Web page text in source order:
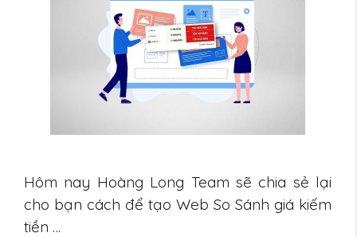
Hôm nay Hoàng Long Team sẽ chia sẻ lại
cho bạn cách để tạo Web So Sánh giá kiếm
tiền …